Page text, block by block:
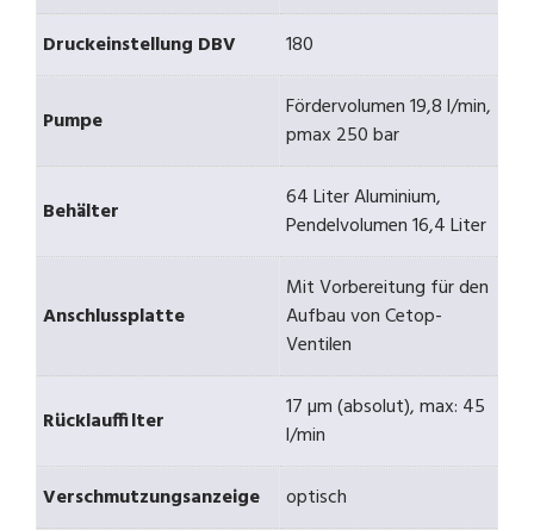
Druckeinstellung DBV
180
Pumpe
Fördervolumen 19,8 l/min,
pmax 250 bar
Behälter
64 Liter Aluminium,
Pendelvolumen 16,4 Liter
Anschlussplatte
Mit Vorbereitung für den
Aufbau von Cetop-
Ventilen
Rücklauffilter
17 µm (absolut), max: 45
l/min
Verschmutzungsanzeige
optisch